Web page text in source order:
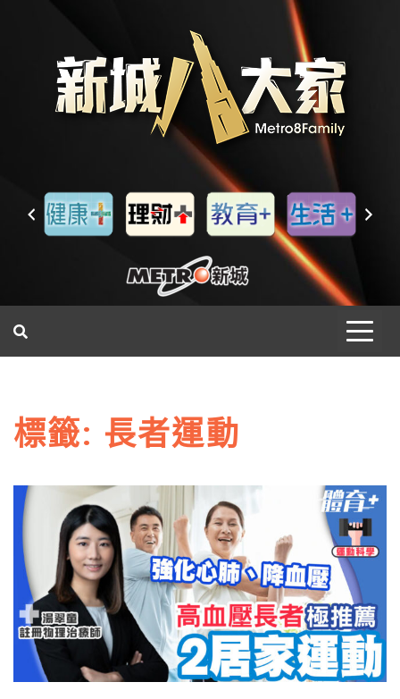
標籤: 長者運動